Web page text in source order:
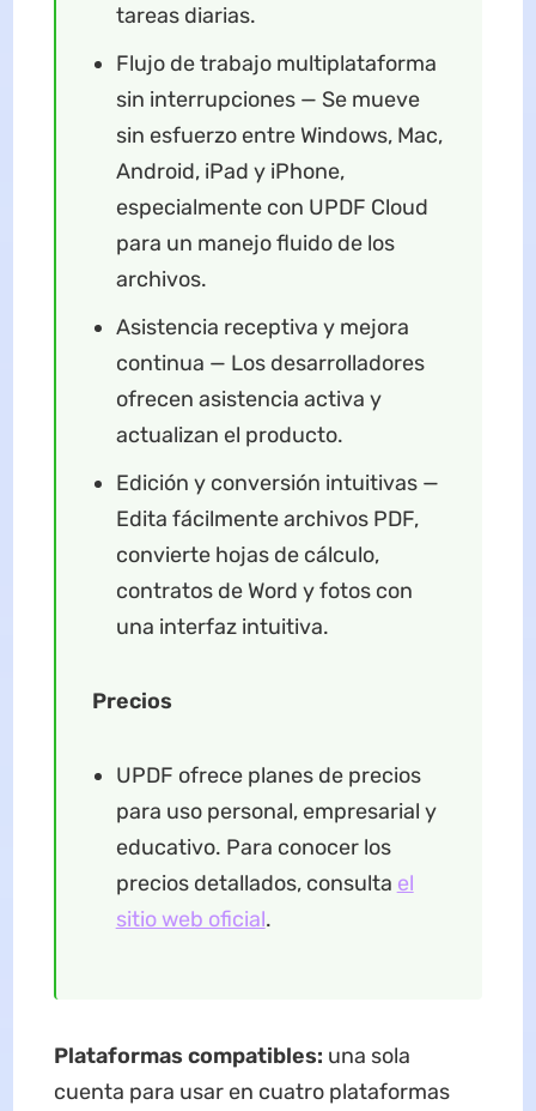
tareas diarias.
Flujo de trabajo multiplataforma
sin interrupciones — Se mueve
sin esfuerzo entre Windows, Mac,
Android, iPad y iPhone,
especialmente con UPDF Cloud
para un manejo fluido de los
archivos.
Asistencia receptiva y mejora
continua — Los desarrolladores
ofrecen asistencia activa y
actualizan el producto.
Edición y conversión intuitivas​ —
Edita fácilmente archivos PDF,
convierte hojas de cálculo,
contratos de Word y fotos con
una interfaz intuitiva.
Precios
UPDF ofrece planes de precios
para uso personal, empresarial y
educativo. Para conocer los
precios detallados, consulta el
sitio web oficial.
Plataformas compatibles: una sola
cuenta para usar en cuatro plataformas